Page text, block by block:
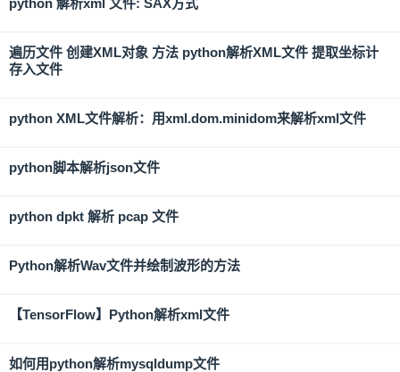
python 解析xml 文件: SAX方式
遍历文件 创建XML对象 方法 python解析XML文件 提取坐标计
存入文件
python XML文件解析：用xml.dom.minidom来解析xml文件
python脚本解析json文件
python dpkt 解析 pcap 文件
Python解析Wav文件并绘制波形的方法
【TensorFlow】Python解析xml文件
如何用python解析mysqldump文件